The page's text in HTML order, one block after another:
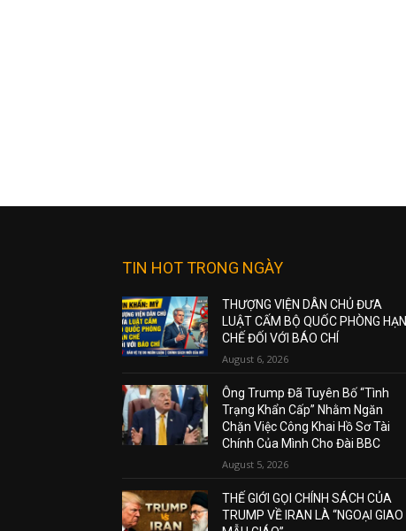
TIN HOT TRONG NGÀY
THƯỢNG VIỆN DÂN CHỦ ĐƯA
LUẬT CẤM BỘ QUỐC PHÒNG HẠN
CHẾ ĐỐI VỚI BÁO CHÍ
August 6, 2026
Ông Trump Đã Tuyên Bố “Tình
Trạng Khẩn Cấp” Nhằm Ngăn
Chặn Việc Công Khai Hồ Sơ Tài
Chính Của Mình Cho Đài BBC
August 5, 2026
THẾ GIỚI GỌI CHÍNH SÁCH CỦA
TRUMP VỀ IRAN LÀ “NGOẠI GIAO